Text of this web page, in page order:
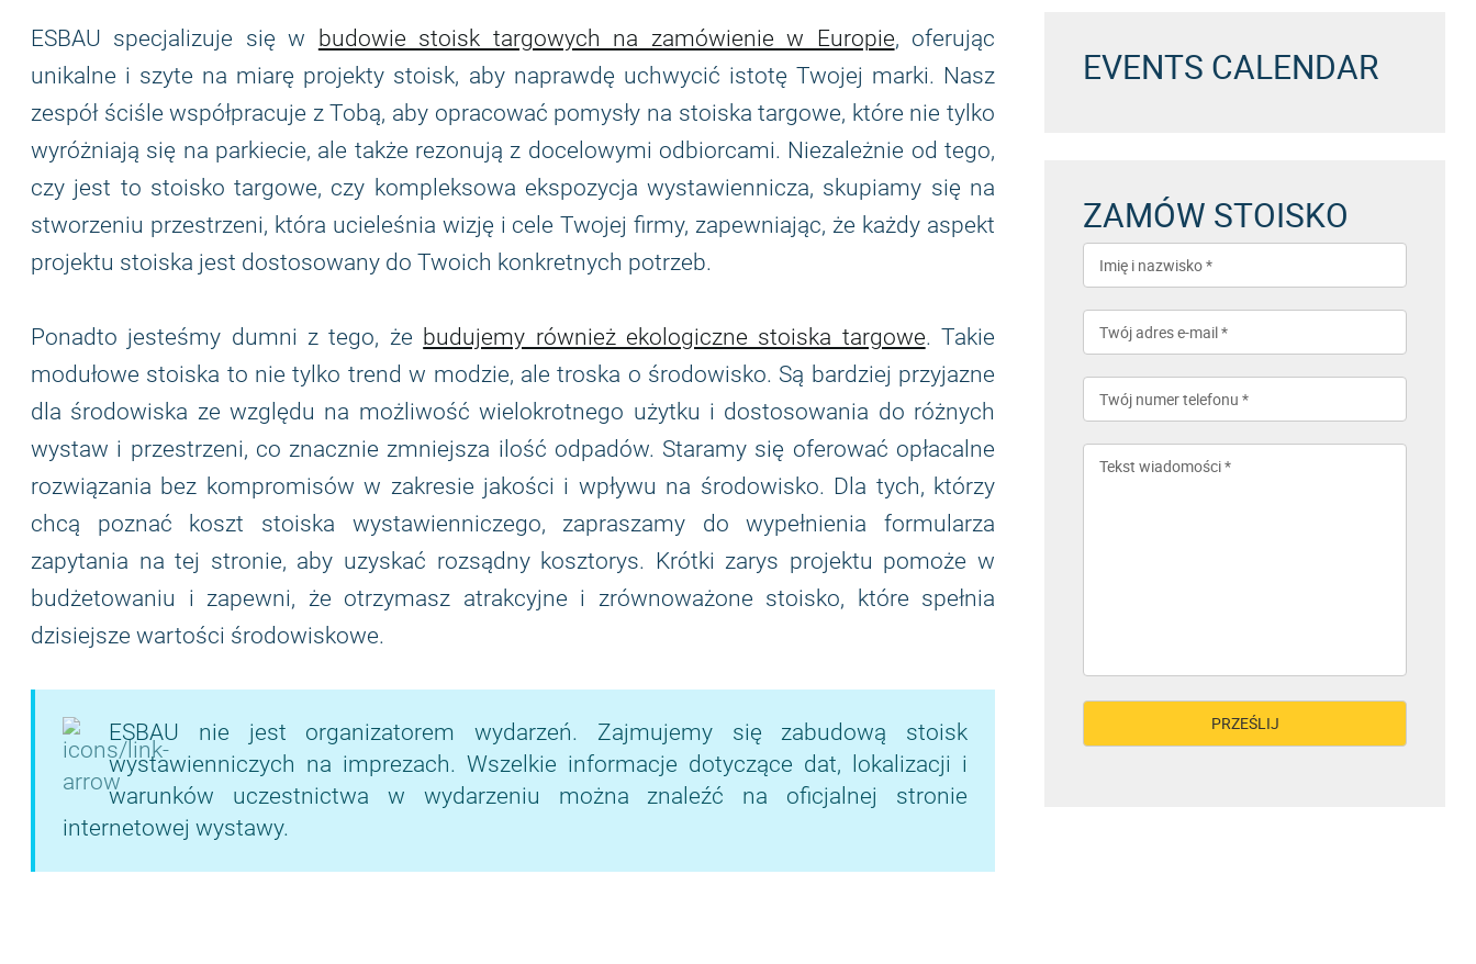
ESBAU specjalizuje się w budowie stoisk targowych na zamówienie w Europie, oferując
unikalne i szyte na miarę projekty stoisk, aby naprawdę uchwycić istotę Twojej marki. Nasz
zespół ściśle współpracuje z Tobą, aby opracować pomysły na stoiska targowe, które nie tylko
wyróżniają się na parkiecie, ale także rezonują z docelowymi odbiorcami. Niezależnie od tego,
czy jest to stoisko targowe, czy kompleksowa ekspozycja wystawiennicza, skupiamy się na
stworzeniu przestrzeni, która ucieleśnia wizję i cele Twojej firmy, zapewniając, że każdy aspekt
projektu stoiska jest dostosowany do Twoich konkretnych potrzeb.
Ponadto jesteśmy dumni z tego, że budujemy również ekologiczne stoiska targowe. Takie
modułowe stoiska to nie tylko trend w modzie, ale troska o środowisko. Są bardziej przyjazne
dla środowiska ze względu na możliwość wielokrotnego użytku i dostosowania do różnych
wystaw i przestrzeni, co znacznie zmniejsza ilość odpadów. Staramy się oferować opłacalne
rozwiązania bez kompromisów w zakresie jakości i wpływu na środowisko. Dla tych, którzy
chcą poznać koszt stoiska wystawienniczego, zapraszamy do wypełnienia formularza
zapytania na tej stronie, aby uzyskać rozsądny kosztorys. Krótki zarys projektu pomoże w
budżetowaniu i zapewni, że otrzymasz atrakcyjne i zrównoważone stoisko, które spełnia
dzisiejsze wartości środowiskowe.
ESBAU nie jest organizatorem wydarzeń. Zajmujemy się zabudową stoisk
wystawienniczych na imprezach. Wszelkie informacje dotyczące dat, lokalizacji i
warunków uczestnictwa w wydarzeniu można znaleźć na oficjalnej stronie
internetowej wystawy.
EVENTS CALENDAR
ZAMÓW STOISKO